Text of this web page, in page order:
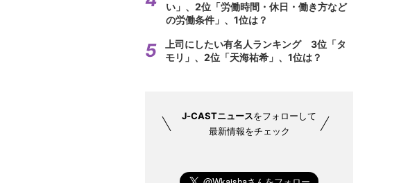
い」、2位「労働時間・休日・働き方など
の労働条件」、1位は？
上司にしたい有名人ランキング 3位「タ
モリ」、2位「天海祐希」、1位は？
J-CASTニュースをフォローして
最新情報をチェック